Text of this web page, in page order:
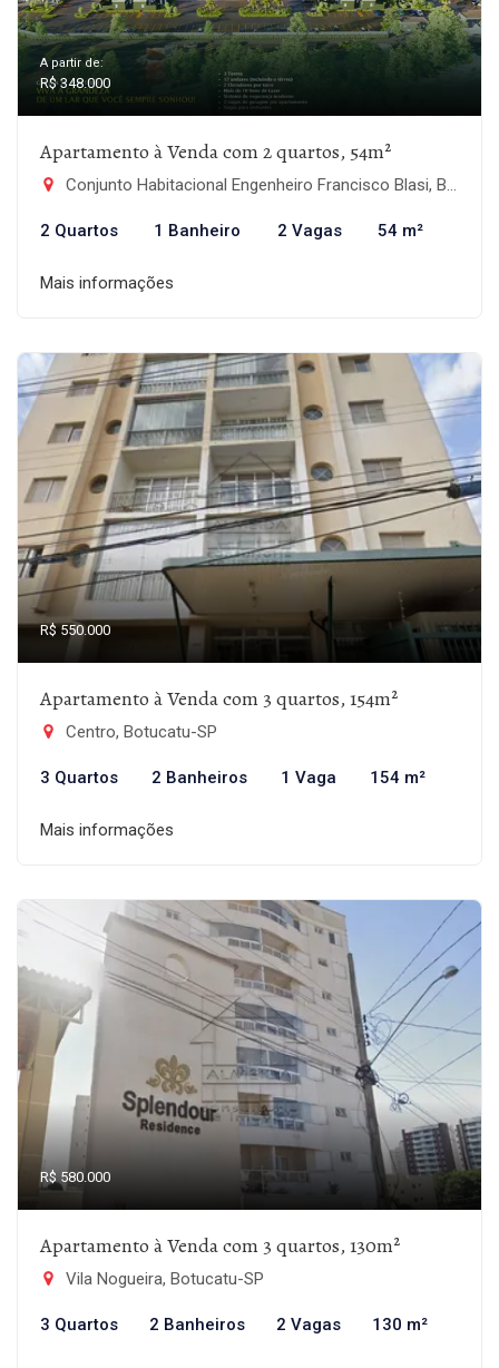
A partir de:
R$ 348.000
Apartamento à Venda com 2 quartos, 54m²
Conjunto Habitacional Engenheiro Francisco Blasi, Botucatu-SP
2 Quartos 1 Banheiro 2 Vagas 54 m²
Mais informações
R$ 550.000
Apartamento à Venda com 3 quartos, 154m²
Centro, Botucatu-SP
3 Quartos 2 Banheiros 1 Vaga 154 m²
Mais informações
R$ 580.000
Apartamento à Venda com 3 quartos, 130m²
Vila Nogueira, Botucatu-SP
3 Quartos 2 Banheiros 2 Vagas 130 m²